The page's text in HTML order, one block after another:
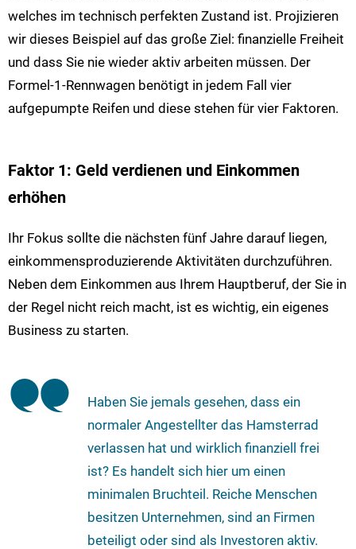
welches im technisch perfekten Zustand ist. Projizieren
wir dieses Beispiel auf das große Ziel: finanzielle Freiheit
und dass Sie nie wieder aktiv arbeiten müssen. Der
Formel-1-Rennwagen benötigt in jedem Fall vier
aufgepumpte Reifen und diese stehen für vier Faktoren.
Faktor 1: Geld verdienen und Einkommen
erhöhen
Ihr Fokus sollte die nächsten fünf Jahre darauf liegen,
einkommensproduzierende Aktivitäten durchzuführen.
Neben dem Einkommen aus Ihrem Hauptberuf, der Sie in
der Regel nicht reich macht, ist es wichtig, ein eigenes
Business zu starten.
Haben Sie jemals gesehen, dass ein
normaler Angestellter das Hamsterrad
verlassen hat und wirklich finanziell frei
ist? Es handelt sich hier um einen
minimalen Bruchteil. Reiche Menschen
besitzen Unternehmen, sind an Firmen
beteiligt oder sind als Investoren aktiv.